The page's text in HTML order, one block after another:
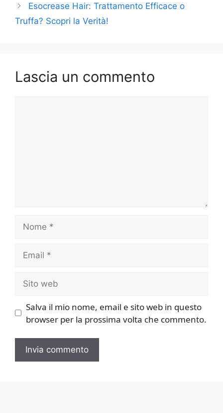
Esocrease Hair: Trattamento Efficace o
Truffa? Scopri la Verità!
Lascia un commento
web
Salva il mio nome, email e sito web in questo
browser per la prossima volta che commento.